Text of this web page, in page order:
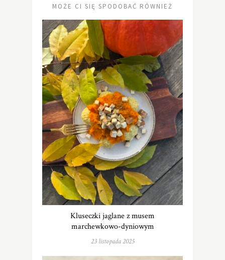
MOŻE CI SIĘ SPODOBAĆ RÓWNIEŻ
Kluseczki jaglane z musem
marchewkowo-dyniowym
23 listopada 2025